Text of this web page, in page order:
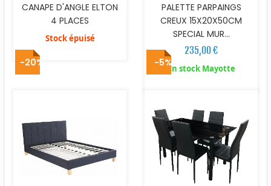
CANAPE D'ANGLE ELTON
4 PLACES
Stock épuisé
PALETTE PARPAINGS
CREUX 15X20X50CM
SPECIAL MUR...
235,00 €
En stock Mayotte
-20% -5%